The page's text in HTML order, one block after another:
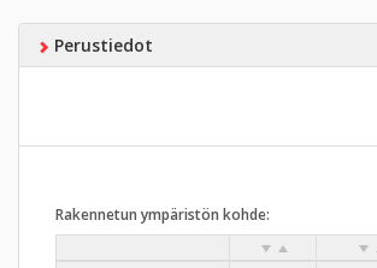
Perustiedot
Rakennetun ympäristön kohde: